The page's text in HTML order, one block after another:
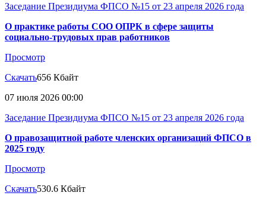
Заседание Президиума ФПСО №15 от 23 апреля 2026 года
О практике работы СОО ОПРК в сфере защиты
социально-трудовых прав работников
Просмотр
Скачать656 Кбайт
07 июля 2026 00:00
Заседание Президиума ФПСО №15 от 23 апреля 2026 года
О правозащитной работе членских организаций ФПСО в
2025 году
Просмотр
Скачать530.6 Кбайт